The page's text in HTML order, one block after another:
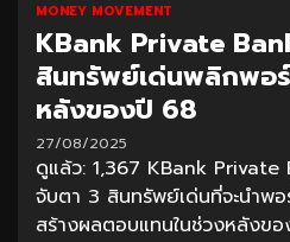
MONEY MOVEMENT
KBank Private
สินทรัพย์เด่นพลิกพอ
หลังของปี 68
27/08/2025
ดูแล้ว: 1,367 KBank
จับตา 3 สินทรัพย์เด่นที่จะนำพ
สร้างผลตอบแทนในช่วงหลังขอ